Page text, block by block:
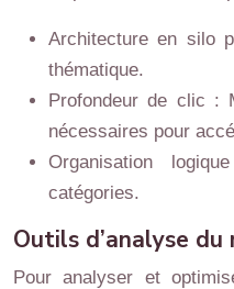
Architecture en silo
thématique.
Profondeur de clic :
nécessaires pour
Organisation
catégories.
Outils d’analyse
Pour analyser et